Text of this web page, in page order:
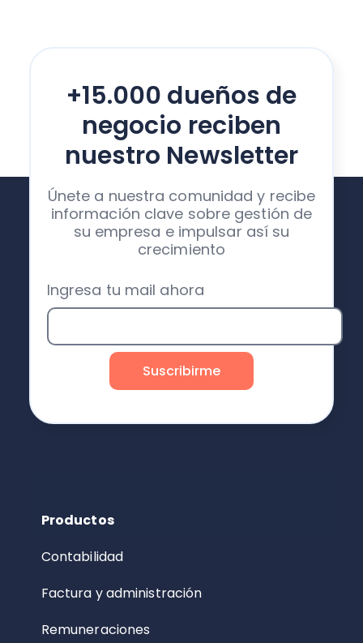
+15.000 dueños de
negocio reciben
nuestro Newsletter
Únete a nuestra comunidad y recibe
información clave sobre gestión de
su empresa e impulsar así su
crecimiento
Ingresa tu mail ahora
Productos
Contabilidad
Factura y administración
Remuneraciones